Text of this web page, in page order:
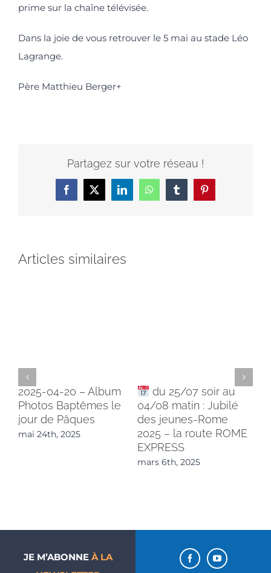
prime sur la chaîne télévisée.
Dans la joie de vous retrouver le 5 mai au stade Léo
Lagrange.
Père Matthieu Berger+
Partagez sur votre réseau !
Facebook
X LinkedInWhatsAppTumblrPinterest
Articles similaires
2025-04-20 – Album
Photos Baptêmes le
jour de Pâques
mai 24th, 2025
du 25/07 soir au
04/08 matin : Jubilé
des jeunes-Rome
2025 – la route ROME
EXPRESS
mars 6th, 2025
JE M’ABONNE À LA